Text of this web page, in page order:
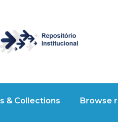
& Collections Browse